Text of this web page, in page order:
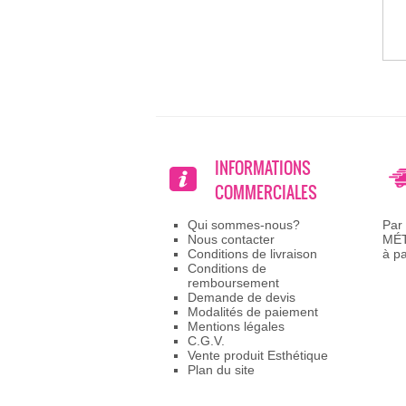
INFORMATIONS
COMMERCIALES
Qui sommes-nous?
Nous contacter
Conditions de livraison
Conditions de
remboursement
Demande de devis
Modalités de paiement
Mentions légales
C.G.V.
Vente produit Esthétique
Plan du site
Par
à